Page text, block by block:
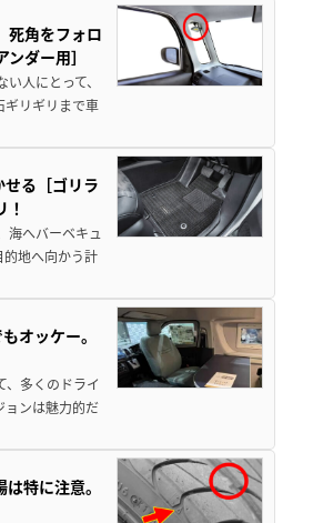
死角をフォロ
ダー用］
人にとって、
ギリギリまで車
る［ゴリラ
海へバーベキュ
地へ向かう計
オッケー。
、多くのドライ
ョンは魅力的だ
特に注意。